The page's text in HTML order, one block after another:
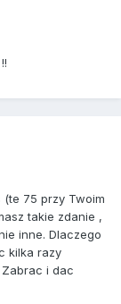
(te 75 przy Twoim
takie zdanie ,
inne. Dlaczego
kilka razy
i dac